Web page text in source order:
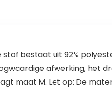
bestaat uit 92%
afwerking, het
maat M. Let op: De